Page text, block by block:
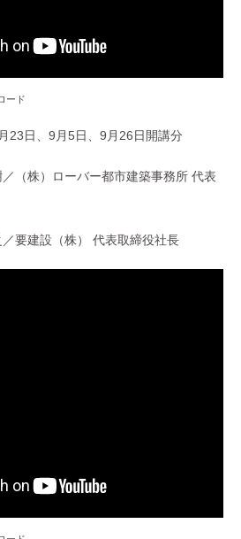
ード
23日、9月5日、9月26日開講分
）ローバー都市建築事務所 代表
建設（株） 代表取締役社長